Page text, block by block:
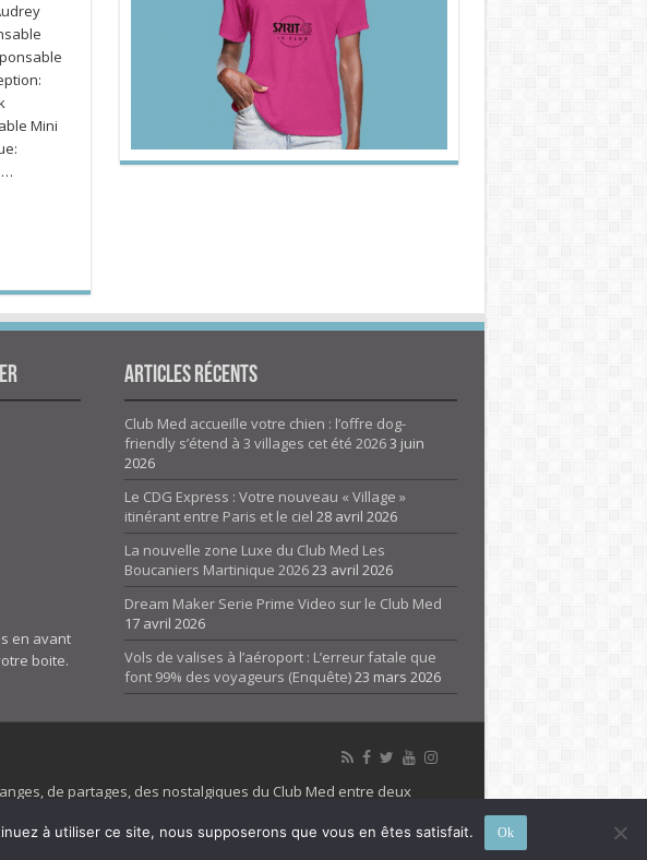
Mini
…
en avant
boite.
Articles Récents
Club Med accueille votre chien : l’offre dog-
friendly s’étend à 3 villages cet été 20263 juin
2026
Le CDG Express : Votre nouveau « Village »
itinérant entre Paris et le ciel 28 avril 2026
La nouvelle zone Luxe du Club Med Les
Boucaniers Martinique 202623 avril 2026
Dream Maker Serie Prime Video sur le Club Med
17 avril 2026
Vols de valises à l’aéroport : L’erreur fatale que
font 99% des voyageurs (Enquête)23 mars 2026
de partages, des nostalgiques du Club Med entre deux
la marque citée est la propriété de son détenteur respectif. Le site
à utiliser ce site, nous supposerons que vous en êtes satisfait. Ok